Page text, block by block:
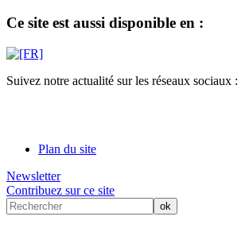
Ce site est aussi disponible en :
Suivez notre actualité sur les réseaux sociaux :
Plan du site
Newsletter
Contribuez sur ce site